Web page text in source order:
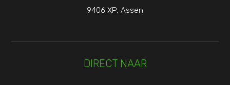
9406 XP, Assen
DIRECT NAAR